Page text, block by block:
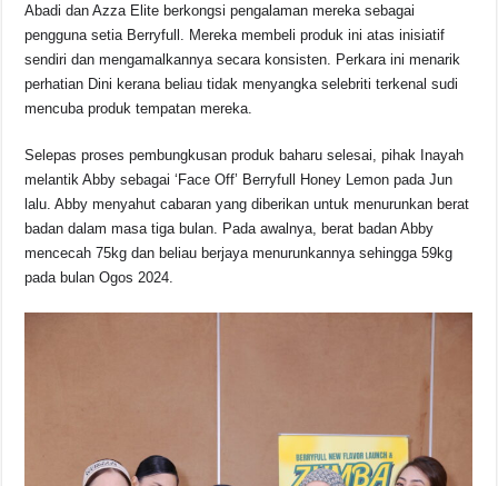
Abadi dan Azza Elite berkongsi pengalaman mereka sebagai
pengguna setia Berryfull. Mereka membeli produk ini atas inisiatif
sendiri dan mengamalkannya secara konsisten. Perkara ini menarik
perhatian Dini kerana beliau tidak menyangka selebriti terkenal sudi
mencuba produk tempatan mereka.
Selepas proses pembungkusan produk baharu selesai, pihak Inayah
melantik Abby sebagai ‘Face Off’ Berryfull Honey Lemon pada Jun
lalu. Abby menyahut cabaran yang diberikan untuk menurunkan berat
badan dalam masa tiga bulan. Pada awalnya, berat badan Abby
mencecah 75kg dan beliau berjaya menurunkannya sehingga 59kg
pada bulan Ogos 2024.